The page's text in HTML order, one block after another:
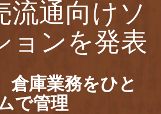
流通向けソ
ョンを発表
倉庫業務をひと
で管理